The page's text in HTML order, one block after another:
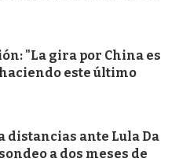
"La gira por China es
este último
distancias ante Lula Da
a dos meses de